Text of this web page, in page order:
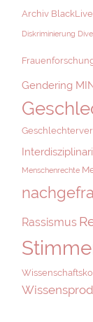
Archiv
Diskriminierung
Gendering
Menschenrechte
Rassismus